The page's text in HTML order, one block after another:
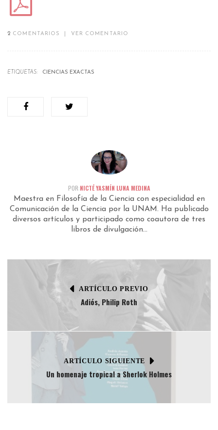
2 COMENTARIOS VER COMENTARIO
ETIQUETAS: CIENCIAS EXACTAS
POR:NICTÉ YASMÍN LUNA MEDINA
Maestra en Filosofía de la Ciencia con especialidad en
Comunicación de la Ciencia por la UNAM. Ha publicado
diversos artículos y participado como coautora de tres
libros de divulgación...
ARTÍCULO PREVIO
Adiós, Philip Roth
ARTÍCULO SIGUIENTE
Un homenaje tropical a Sherlok Holmes